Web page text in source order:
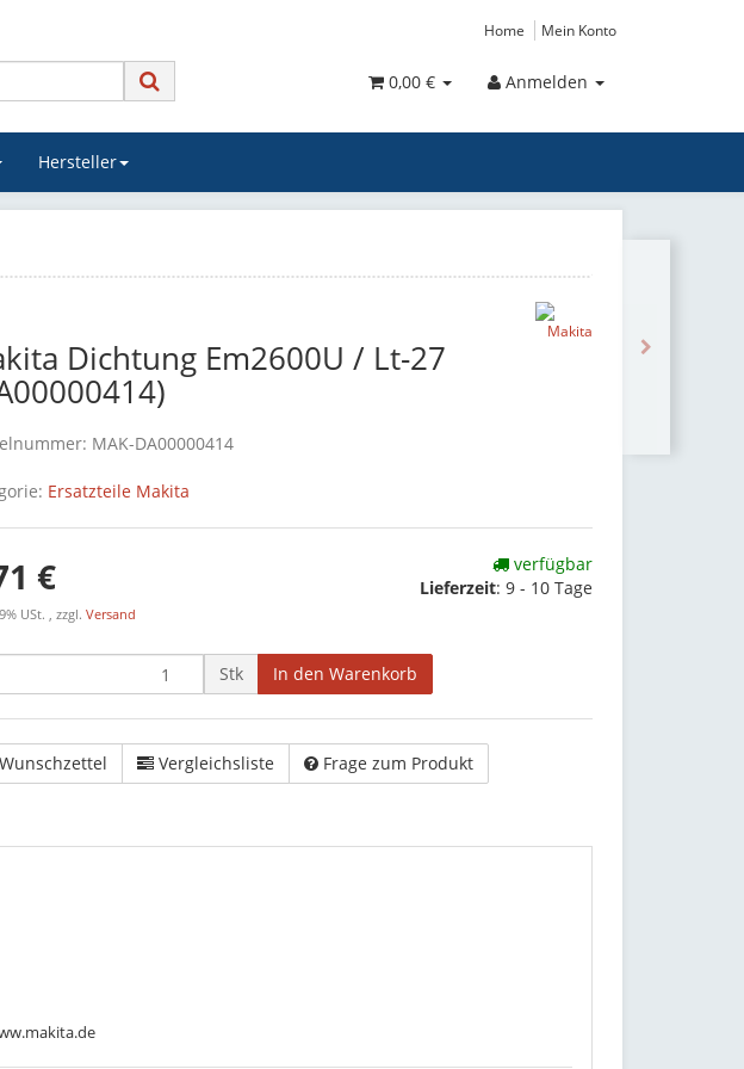
Home Mein Konto
Anmelden
0,00 €
Hersteller
Dichtung Em2600U / Lt-27
MAK-DA00000414
Ersatzteile Makita
€
USt. , zzgl. Versand
verfügbar
Lieferzeit: 9 - 10 Tage
Stk In den Warenkorb
Wunschzettel Vergleichsliste Frage zum Produkt